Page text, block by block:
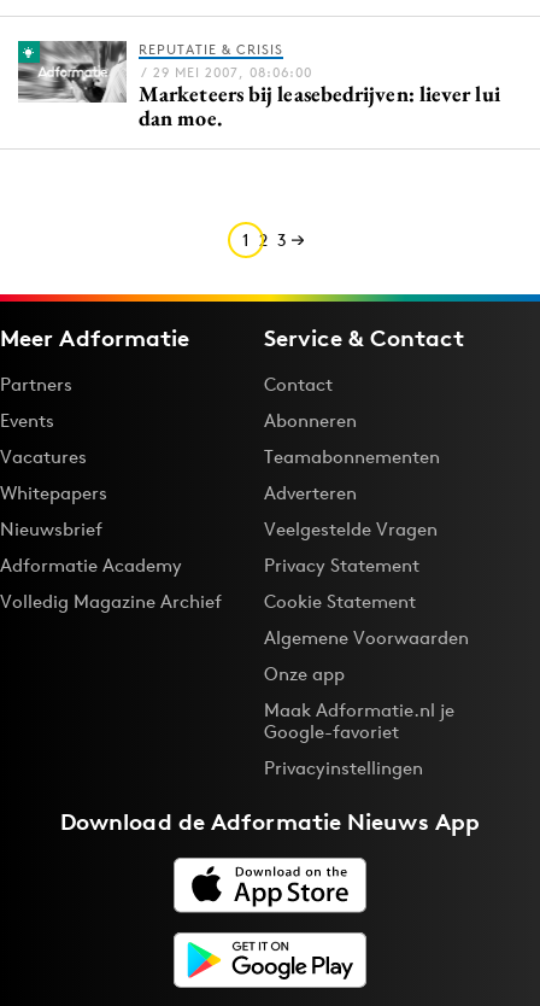
PR
Programmatic
Purpose Marketing
Reputatie & crisis
REPUTATIE & CRISIS
/ 29 MEI 2007, 08:06:00
Marketeers bij leasebedrijven: liever lui
dan moe.
1 2 3
Meer Adformatie
Partners
Events
Vacatures
Whitepapers
Nieuwsbrief
Adformatie Academy
Volledig Magazine Archief
Service & Contact
Contact
Abonneren
Teamabonnementen
Adverteren
Veelgestelde Vragen
Privacy Statement
Cookie Statement
Algemene Voorwaarden
Onze app
Maak Adformatie.nl je
Google-favoriet
Privacyinstellingen
Download deAdformatie Nieuws App